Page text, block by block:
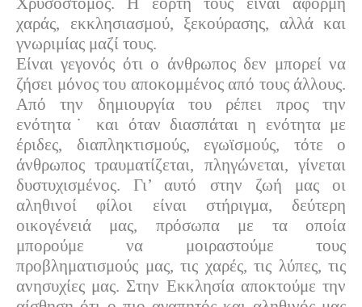
χαράς, εκκλησιασμού, ξεκούρασης, αλλά και
γνωριμίας μαζί τους.
Είναι γεγονός ότι ο άνθρωπος δεν μπορεί να
ζήσει μόνος του αποκομμένος από τους άλλους.
Από την δημιουργία του ρέπει προς την
ενότητα˙ και όταν διασπάται η ενότητα με
έριδες, διαπληκτισμούς, εγωϊσμούς, τότε ο
άνθρωπος τραυματίζεται, πληγώνεται, γίνεται
δυστυχισμένος. Γι’ αυτό στην ζωή μας οι
αληθινοί φίλοι είναι στήριγμα, δεύτερη
οικογένειά μας, πρόσωπα με τα οποία
μπορούμε να μοιραστούμε τους
προβληματισμούς μας, τις χαρές, τις λύπες, τις
ανησυχίες μας. Στην Εκκλησία αποκτούμε την